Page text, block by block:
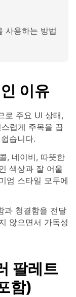
사용하는 방법
이유
로 주요 UI 상태,
럽게 주목을 끕
습니다.
, 네이비, 따뜻한
색상과 잘 어울
엄 스타일 모두에
과 청결함을 전달
않으면서 가독성
팔레트
함)